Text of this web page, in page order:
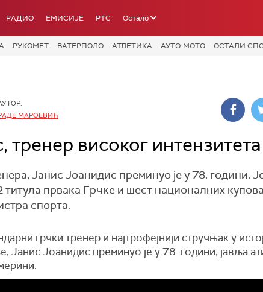
РАДИО ЕМИСИЈЕ РТС Остало
РУКОМЕТ ВАТЕРПОЛО АТЛЕТИКА АУТО-МОТО ОСТАЛИ
МАРОЕВИЋ
високог интензитета
Јанис Јоанидис преминуо је у 78. години.
првака Грчке и шест националних
спорта.
грчки тренер и најтрофејнији стручњак у
Јанис Јоанидис преминуо је у 78. години, јавља